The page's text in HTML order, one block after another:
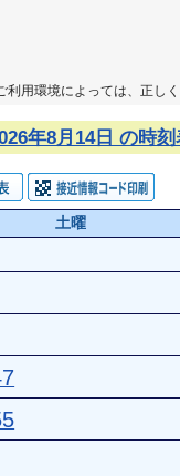
利用環境によっては、正し
年8月14日 の時
土曜